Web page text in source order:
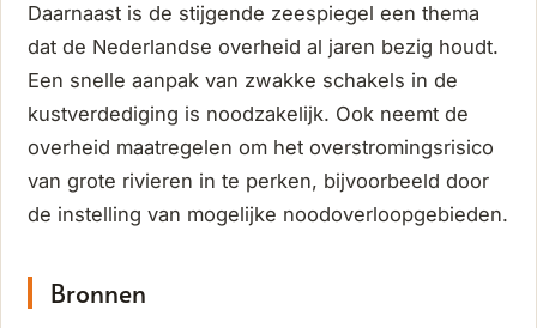
Daarnaast is de stijgende zeespiegel een thema
dat de Nederlandse overheid al jaren bezig houdt.
Een snelle aanpak van zwakke schakels in de
kustverdediging is noodzakelijk. Ook neemt de
overheid maatregelen om het overstromingsrisico
van grote rivieren in te perken, bijvoorbeeld door
de instelling van mogelijke noodoverloopgebieden.
Bronnen